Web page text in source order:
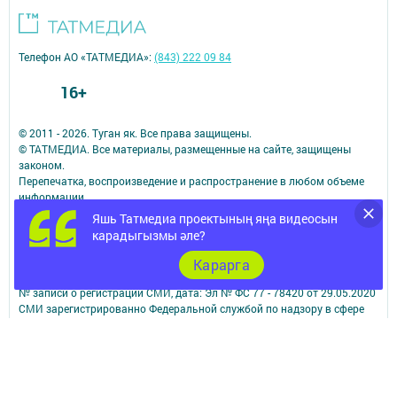
Яшь Татмедиа проектының яңа видеосын
карадыгызмы әле?
Карарга
© 2011 - 2026. Туган як. Все права защищены.
© ТАТМЕДИА. Все материалы, размещенные на сайте, защищены
законом.
Перепечатка, воспроизведение и распространение в любом объеме
информации,
размещенной на сайте, возможна только с письменного согласия
редакций СМИ.
При поддержке Республиканского агентства по печати и массовым
№ записи о регистрации СМИ, дата: Эл № ФС 77 - 78420 от 29.05.2020
СМИ зарегистрированно Федеральной службой по надзору в сфере
Телефон АО «ТАТМЕДИА»:(843) 222 09 84
16+